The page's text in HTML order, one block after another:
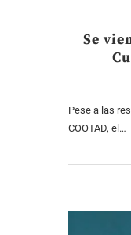
Se
Pese a las
COOTAD, el…